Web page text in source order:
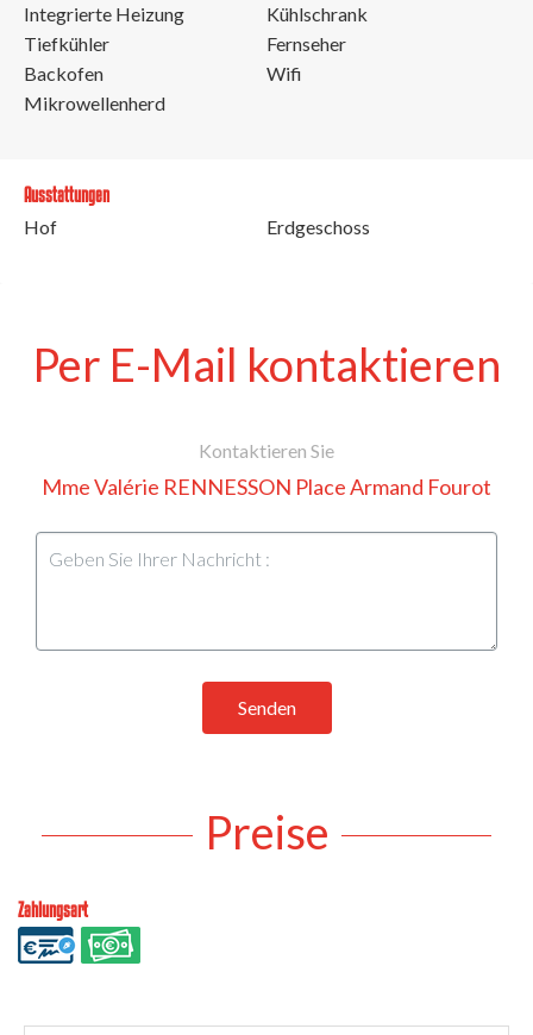
Integrierte Heizung
Tiefkühler
Backofen
Mikrowellenherd
Kühlschrank
Fernseher
Wifi
Ausstattungen
Hof
Erdgeschoss
Per E-Mail kontaktieren
Kontaktieren Sie
Mme Valérie RENNESSON Place Armand Fourot
Senden
Preise
Zahlungsart